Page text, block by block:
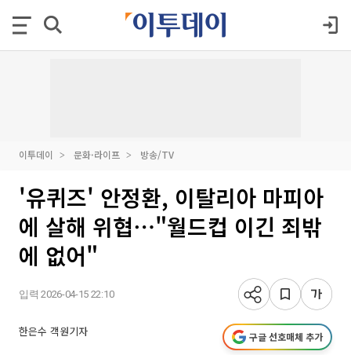
이투데이 문화·라이프 방송/TV
'유퀴즈' 안정환, 이탈리아 마피아
에 살해 위협⋯"월드컵 이긴 죄밖
에 없어"
입력 2026-04-15 22:10
한은수 객원기자 구글 선호매체 추가